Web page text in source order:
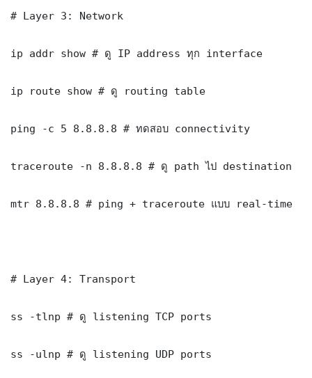
# Layer 3: Network
ip addr show # ดู IP address ทุก interface
ip route show # ดู routing table
ping -c 5 8.8.8.8 # ทดสอบ connectivity
traceroute -n 8.8.8.8 # ดู path ไป destination
mtr 8.8.8.8 # ping + traceroute แบบ real-time
# Layer 4: Transport
ss -tlnp # ดู listening TCP ports
ss -ulnp # ดู listening UDP ports